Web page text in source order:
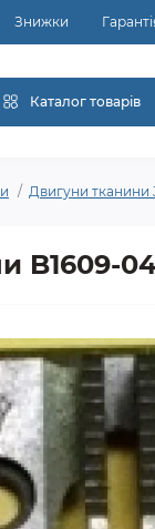
Знижки
Каталог товарів
Двигуни тканини
B1609-